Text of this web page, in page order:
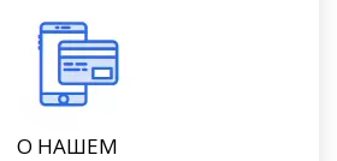
О НАШЕМ